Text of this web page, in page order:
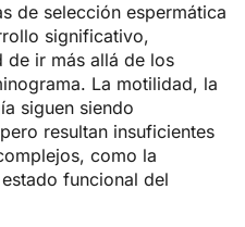
de selección espermática
significativo,
de ir más allá de los
La motilidad, la
siguen siendo
resultan insuficientes
como la
funcional del